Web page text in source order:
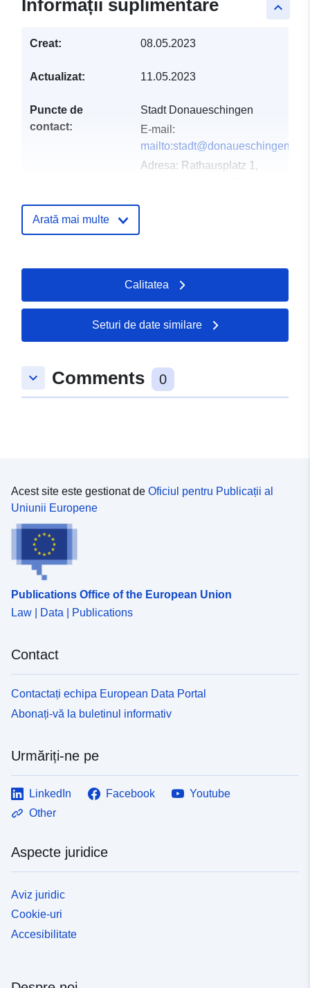
keyboard_arrow_up
Informații suplimentare
Creat: 08.05.2023
Actualizat: 11.05.2023
Puncte de
contact:
Stadt Donaueschingen
E-mail:
mailto:stadt@donaueschingen.de
Adresa: Rathausplatz 1,
Registru catalog: Adăugat la data.europa.eu: 21
2026
Informații actualizate la data
04 August 2026
47.9553853 ], [ 8.4957251,
47.9553853 ], [ 8.4957251,
uriRef:
http://data.europa.eu/88u/dataset/
Arată mai multe
Calitatea
Seturi de date similare
keyboard_arrow_down Comments 0
Acest site este gestionat de Oficiul pentru Publicații al
Uniunii Europene
Publications Office of the European Union
Law | Data | Publications
Contact
Contactați echipa European Data Portal
Abonați-vă la buletinul informativ
Urmăriți-ne pe
LinkedIn Facebook
Youtube
Other
Aspecte juridice
Aviz juridic
Cookie-uri
Accesibilitate